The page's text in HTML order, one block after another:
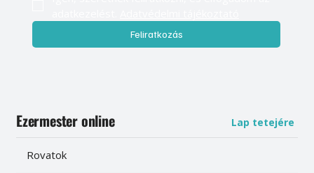
Feliratkozás
Ezermester online Lap tetejére
Rovatok